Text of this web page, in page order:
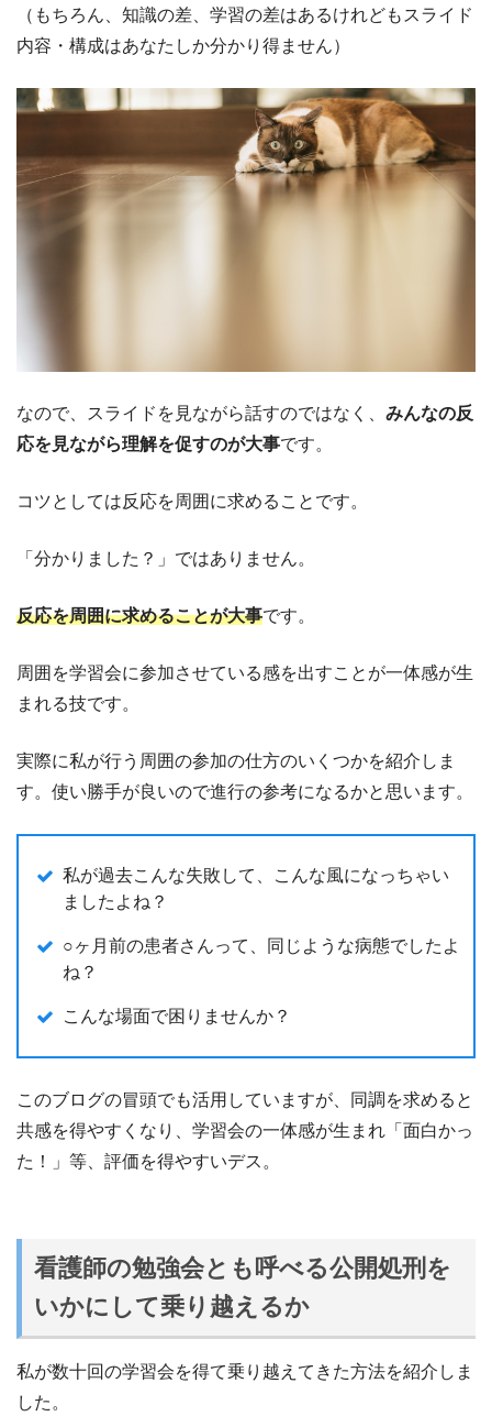
（もちろん、知識の差、学習の差はあるけれどもスライド
内容・構成はあなたしか分かり得ません）
なので、スライドを見ながら話すのではなく、 みんなの反
応を見ながら理解を促すのが大事です。
コツとしては反応を周囲に求めることです。
「分かりました？」ではありません。
反応を周囲に求めることが大事です。
周囲を学習会に参加させている感を出すことが一体感が生
まれる技です。
実際に私が行う周囲の参加の仕方のいくつかを紹介しま
す。使い勝手が良いので進行の参考になるかと思います。
私が過去こんな失敗して、こんな風になっちゃい
ましたよね？
○ヶ月前の患者さんって、同じような病態でしたよ
ね？
こんな場面で困りませんか？
このブログの冒頭でも活用していますが、同調を求めると
共感を得やすくなり、学習会の一体感が生まれ「面白かっ
た！」等、評価を得やすいデス。
看護師の勉強会とも呼べる公開処刑を
いかにして乗り越えるか
私が数十回の学習会を得て乗り越えてきた方法を紹介しま
した。